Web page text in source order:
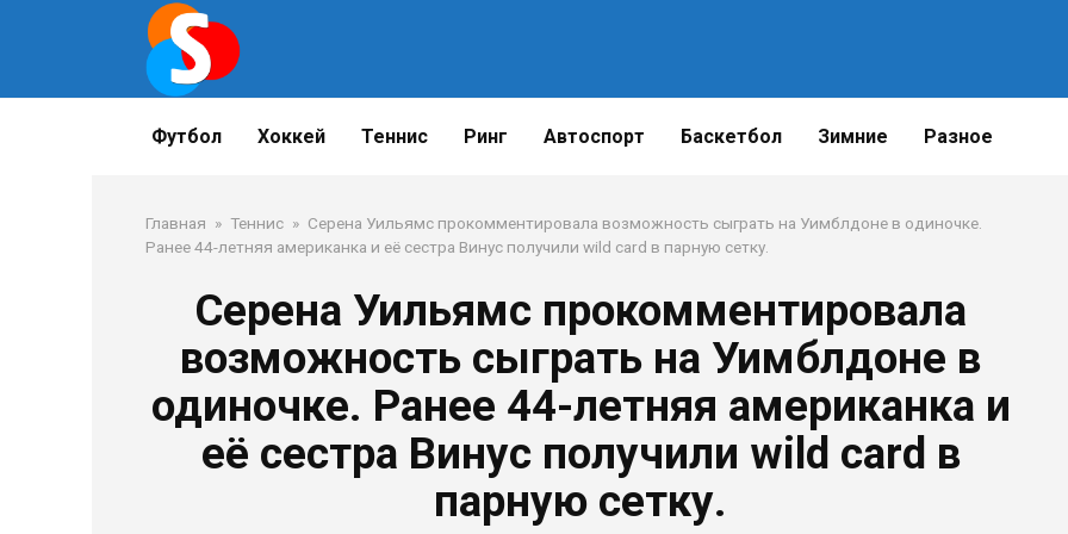
Футбол Хоккей Теннис Ринг Автоспорт Баскетбол Зимние Разное
Главная » Теннис » Серена Уильямс прокомментировала возможность сыграть на Уимблдоне в одиночке.
Ранее 44-летняя американка и её сестра Винус получили wild card в парную сетку.
Серена Уильямс прокомментировала
возможность сыграть на Уимблдоне в
одиночке. Ранее 44-летняя американка и
её сестра Винус получили wild card в
парную сетку.